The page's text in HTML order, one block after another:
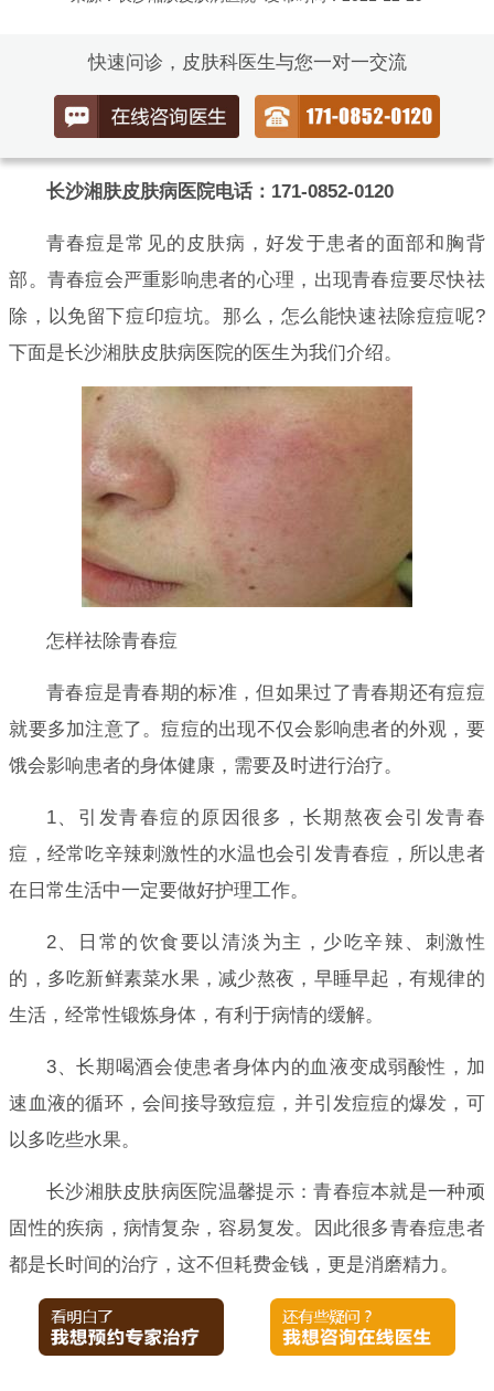
快速问诊，皮肤科医生与您一对一交流
长沙湘肤皮肤病医院电话：171-0852-0120
青春痘是常见的皮肤病，好发于患者的面部和胸背
部。青春痘会严重影响患者的心理，出现青春痘要尽快祛
除，以免留下痘印痘坑。那么，怎么能快速祛除痘痘呢?
下面是长沙湘肤皮肤病医院的医生为我们介绍。
怎样祛除青春痘
青春痘是青春期的标准，但如果过了青春期还有痘痘
就要多加注意了。痘痘的出现不仅会影响患者的外观，要
饿会影响患者的身体健康，需要及时进行治疗。
1、引发青春痘的原因很多，长期熬夜会引发青春
痘，经常吃辛辣刺激性的水温也会引发青春痘，所以患者
在日常生活中一定要做好护理工作。
2、日常的饮食要以清淡为主，少吃辛辣、刺激性
的，多吃新鲜素菜水果，减少熬夜，早睡早起，有规律的
生活，经常性锻炼身体，有利于病情的缓解。
3、长期喝酒会使患者身体内的血液变成弱酸性，加
速血液的循环，会间接导致痘痘，并引发痘痘的爆发，可
以多吃些水果。
长沙湘肤皮肤病医院温馨提示：青春痘本就是一种顽
固性的疾病，病情复杂，容易复发。因此很多青春痘患者
都是长时间的治疗，这不但耗费金钱，更是消磨精力。